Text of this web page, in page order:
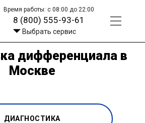
Время работы: с 08:00 до 22:00
8 (800) 555-93-61
Выбрать сервис
дифференциала в
Москве
ДИАГНОСТИКА